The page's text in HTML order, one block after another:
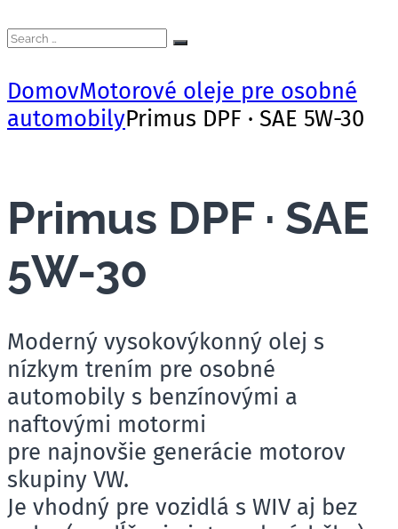
Search
Search
DomovMotorové oleje pre osobné
automobilyPrimus DPF · SAE 5W-30
Primus DPF · SAE
5W-30
Moderný vysokovýkonný olej s
nízkym trením pre osobné
automobily s benzínovými a
naftovými motormi
pre najnovšie generácie motorov
skupiny VW.
Je vhodný pre vozidlá s WIV aj bez